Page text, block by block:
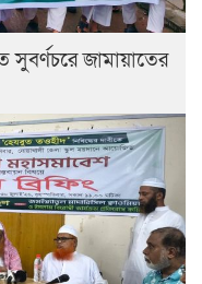
সুবর্ণচরে জামায়াতের